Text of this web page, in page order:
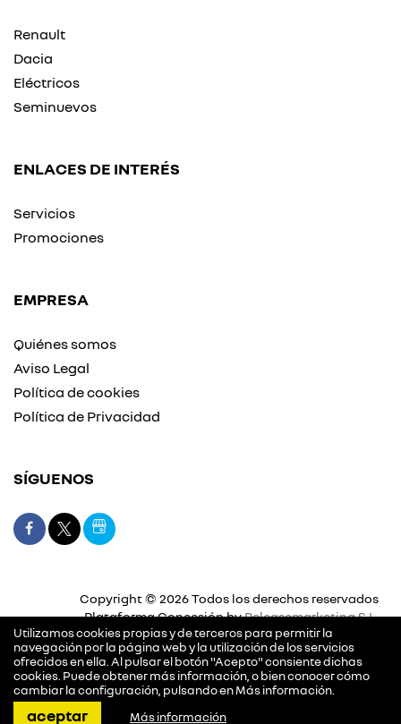
Utilizamos cookies propias y de terceros para permitir la
navegación por la página web y la utilización de los servicios
ofrecidos en ella. Al pulsar el botón "Acepto" consiente dichas
cookies. Puede obtener más información, o bien conocer cómo
cambiar la configuración, pulsando enMás información
aceptar Más información
llamar pedir cita
Renault
Dacia
Eléctricos
Seminuevos
ENLACES DE INTERÉS
Servicios
Promociones
EMPRESA
Quiénes somos
Aviso Legal
Política de cookies
Política de Privacidad
SÍGUENOS
Copyright © 2026 Todos los derechos reservados
Plataforma Concesión byReleasemarketing S.L.